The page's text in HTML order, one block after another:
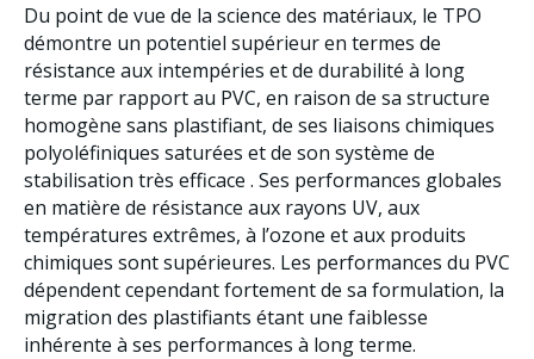
Du point de vue de la science des matériaux, le TPO
démontre un potentiel supérieur en termes de
résistance aux intempéries et de durabilité à long
terme par rapport au PVC, en raison de sa structure
homogène sans plastifiant, de ses liaisons chimiques
polyoléfiniques saturées et de son système de
stabilisation très efficace . Ses performances globales
en matière de résistance aux rayons UV, aux
températures extrêmes, à l’ozone et aux produits
chimiques sont supérieures. Les performances du PVC
dépendent cependant fortement de sa formulation, la
migration des plastifiants étant une faiblesse
inhérente à ses performances à long terme.